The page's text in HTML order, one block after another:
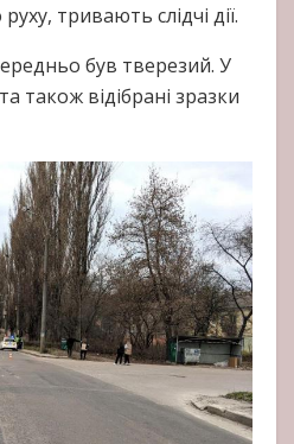
тривають слідчі дії.
був тверезий. У
також відібрані зразки